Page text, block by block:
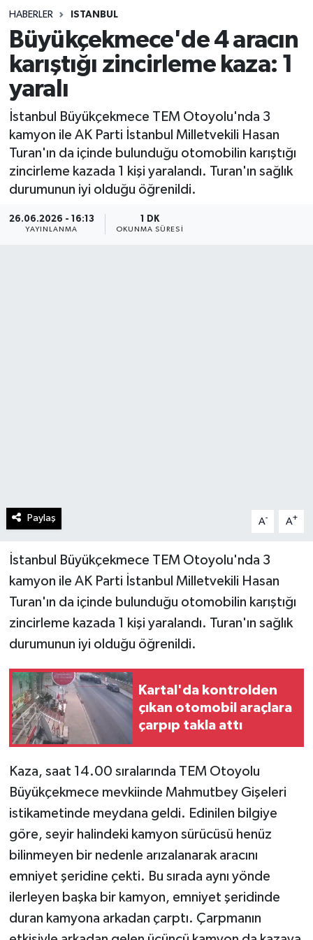
HABERLER ISTANBUL
Büyükçekmece'de 4 aracın
karıştığı zincirleme kaza: 1
yaralı
İstanbul Büyükçekmece TEM Otoyolu'nda 3
kamyon ile AK Parti İstanbul Milletvekili Hasan
Turan'ın da içinde bulunduğu otomobilin karıştığı
zincirleme kazada 1 kişi yaralandı. Turan'ın sağlık
durumunun iyi olduğu öğrenildi.
26.06.2026 - 16:13
YAYINLANMA
1 DK
OKUNMA SÜRESI
Paylaş A- A+
İstanbul Büyükçekmece TEM Otoyolu'nda 3
kamyon ile AK Parti İstanbul Milletvekili Hasan
Turan'ın da içinde bulunduğu otomobilin karıştığı
zincirleme kazada 1 kişi yaralandı. Turan'ın sağlık
durumunun iyi olduğu öğrenildi.
Kartal'da kontrolden
çıkan otomobil araçlara
çarpıp takla attı
Kaza, saat 14.00 sıralarında TEM Otoyolu
Büyükçekmece mevkiinde Mahmutbey Gişeleri
istikametinde meydana geldi. Edinilen bilgiye
göre, seyir halindeki kamyon sürücüsü henüz
bilinmeyen bir nedenle arızalanarak aracını
emniyet şeridine çekti. Bu sırada aynı yönde
ilerleyen başka bir kamyon, emniyet şeridinde
duran kamyona arkadan çarptı. Çarpmanın
Spor
Teknoloji
Yaşam